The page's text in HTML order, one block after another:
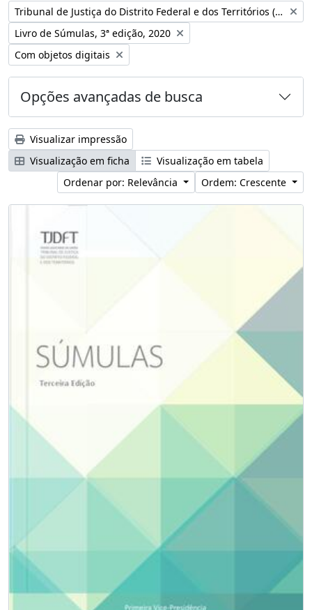
Remover filtro:
Tribunal de Justiça do Distrito Federal e dos Territórios (Brasil)
Remover filtro:
Livro de Súmulas, 3ª edição, 2020
Remover filtro:
Com objetos digitais
Opções avançadas de busca
Visualizar impressão
Visualização em ficha
Visualização em tabela
Ordenar por: Relevância
Ordem: Crescente